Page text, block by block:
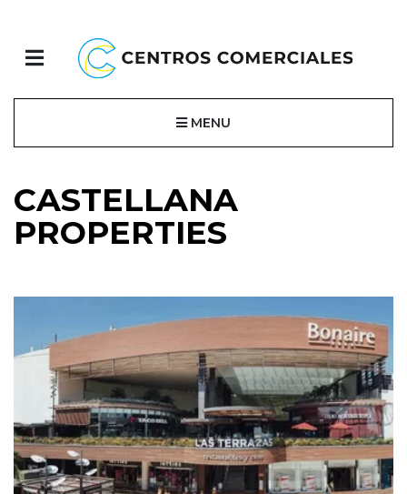
MENU
CASTELLANA
PROPERTIES